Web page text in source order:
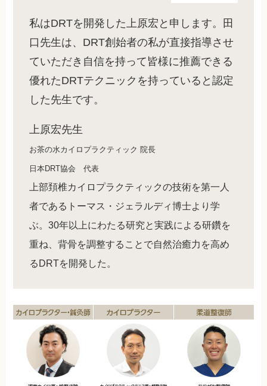
私はDRTを開発した上原宏と申します。田
口先生は、DRT創始者の私が直接指導させ
ていただき自信を持って皆様に推薦できる
優れたDRTテクニックを持っていると認定
した先生です。
上原宏先生
お茶の水カイロプラクティック 院長
日本DRT協会 代表
上部頚椎カイロプラクティックの技術を第一人
者であるトーマス・ジェラルディ博士より学
ぶ。30年以上にわたる研究と実践による研鑽を
重ね、背骨を調整することで自然治癒力を高め
るDRTを開発した。